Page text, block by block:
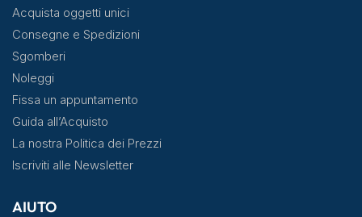
Acquista oggetti unici
Consegne e Spedizioni
Sgomberi
Noleggi
Fissa un appuntamento
Guida all’Acquisto
La nostra Politica dei Prezzi
Iscriviti alle Newsletter
AIUTO